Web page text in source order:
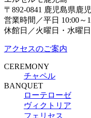
〒892-0841 鹿児島県鹿
営業時間／平日 10:00
休館日／火曜日・水曜日
アクセスのご案内
CEREMONY
チャペル
BANQUET
ローテローゼ
ヴィクトリア
フェリセス